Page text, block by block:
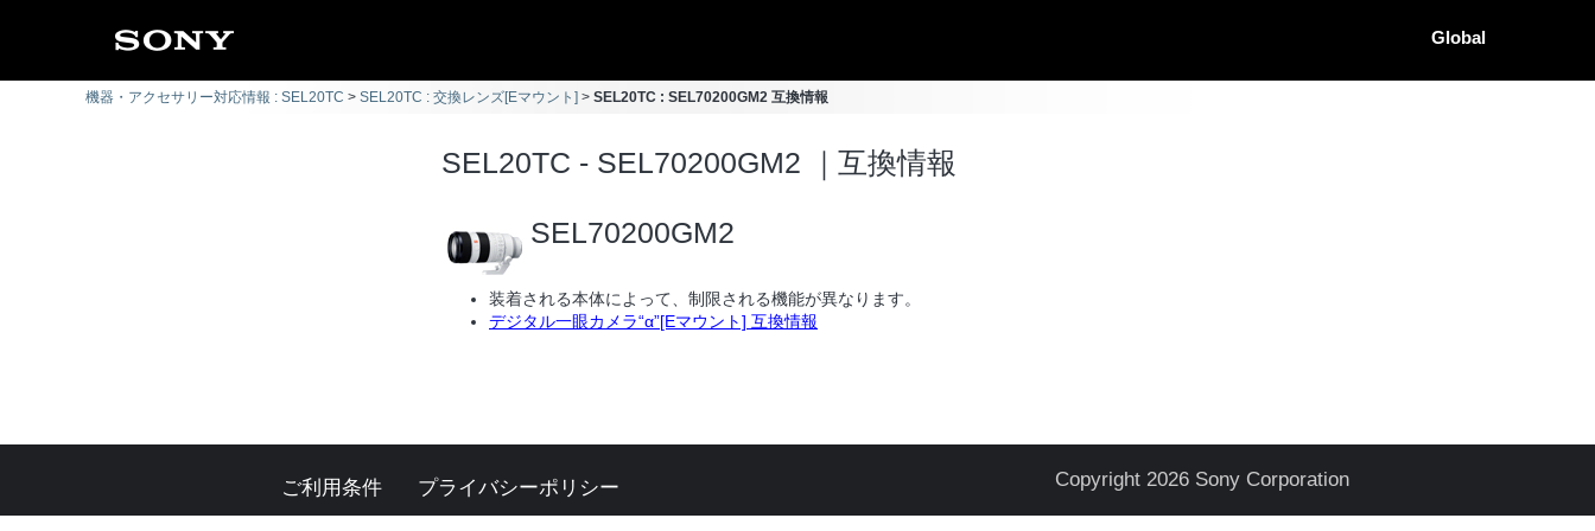
Global
機器・アクセサリー対応情報 : SEL20TC SEL20TC : 交換レンズ[Eマウント] SEL20TC : SEL70200GM2 互換情報
SEL20TC - SEL70200GM2 ｜互換情報
SEL70200GM2
装着される本体によって、制限される機能が異なります。
デジタル一眼カメラ“α”[Eマウント] 互換情報
ご利用条件 プライバシーポリシー Copyright 2026 Sony Corporation